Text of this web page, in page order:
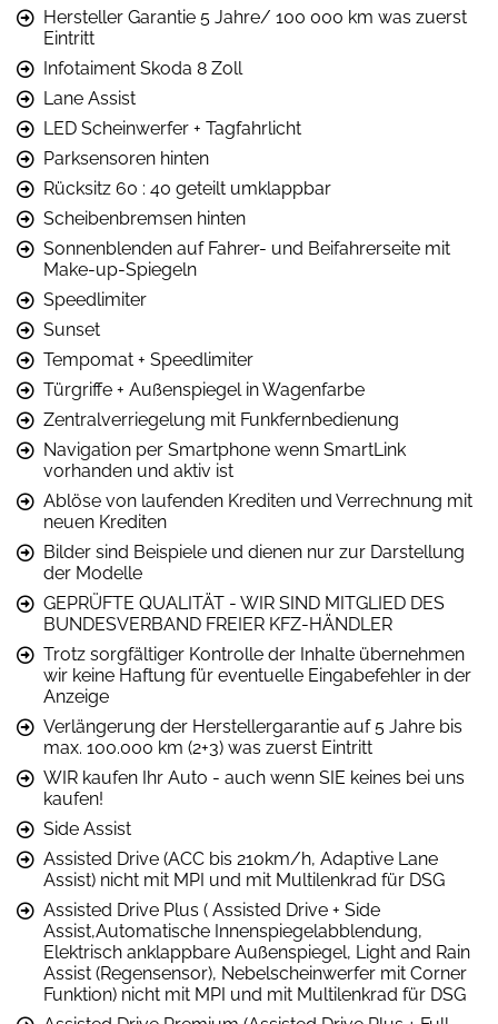
Hersteller Garantie 5 Jahre/ 100 000 km was zuerst
Eintritt
Infotaiment Skoda 8 Zoll
Lane Assist
LED Scheinwerfer + Tagfahrlicht
Parksensoren hinten
Rücksitz 60 : 40 geteilt umklappbar
Scheibenbremsen hinten
Sonnenblenden auf Fahrer- und Beifahrerseite mit
Make-up-Spiegeln
Speedlimiter
Sunset
Tempomat + Speedlimiter
Türgriffe + Außenspiegel in Wagenfarbe
Zentralverriegelung mit Funkfernbedienung
Navigation per Smartphone wenn SmartLink
vorhanden und aktiv ist
Ablöse von laufenden Krediten und Verrechnung mit
neuen Krediten
Bilder sind Beispiele und dienen nur zur Darstellung
der Modelle
GEPRÜFTE QUALITÄT - WIR SIND MITGLIED DES
BUNDESVERBAND FREIER KFZ-HÄNDLER
Trotz sorgfältiger Kontrolle der Inhalte übernehmen
wir keine Haftung für eventuelle Eingabefehler in der
Anzeige
Verlängerung der Herstellergarantie auf 5 Jahre bis
max. 100.000 km (2+3) was zuerst Eintritt
WIR kaufen Ihr Auto - auch wenn SIE keines bei uns
kaufen!
Side Assist
Assisted Drive (ACC bis 210km/h, Adaptive Lane
Assist) nicht mit MPI und mit Multilenkrad für DSG
Assisted Drive Plus ( Assisted Drive + Side
Assist,Automatische Innenspiegelabblendung,
Elektrisch anklappbare Außenspiegel, Light and Rain
Assist (Regensensor), Nebelscheinwerfer mit Corner
Funktion) nicht mit MPI und mit Multilenkrad für DSG